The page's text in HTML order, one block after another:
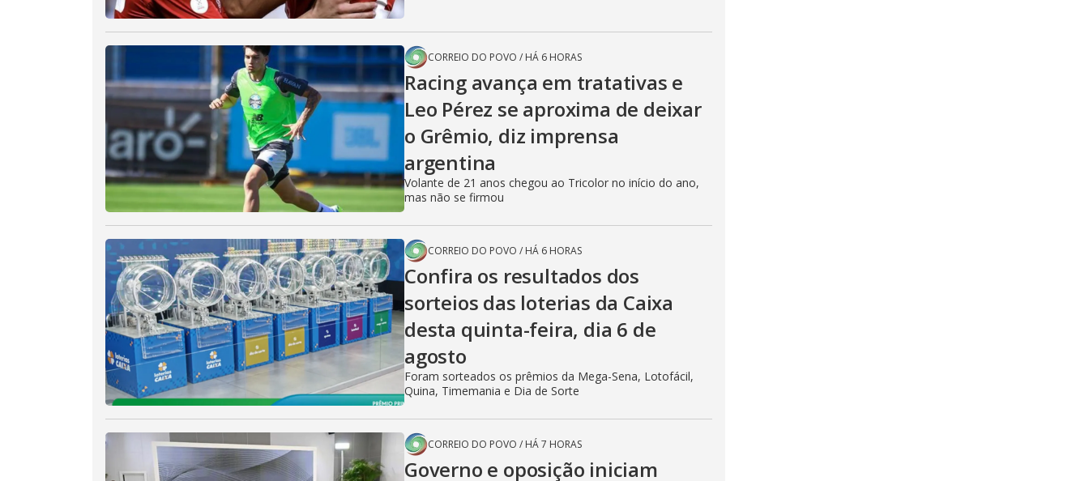
CORREIO DO POVO / HÁ 6 HORAS
Racing avança em tratativas e
Leo Pérez se aproxima de deixar
o Grêmio, diz imprensa
argentina
Volante de 21 anos chegou ao Tricolor no início do ano,
mas não se firmou
CORREIO DO POVO / HÁ 6 HORAS
Confira os resultados dos
sorteios das loterias da Caixa
desta quinta-feira, dia 6 de
agosto
Foram sorteados os prêmios da Mega-Sena, Lotofácil,
Quina, Timemania e Dia de Sorte
CORREIO DO POVO / HÁ 7 HORAS
Governo e oposição iniciam